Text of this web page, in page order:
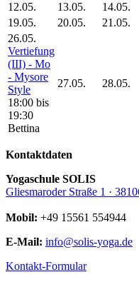
12.05.
13.05. 14.05.
19.05.
20.05. 21.05.
26.05.
Vertiefung
(III) - Mo
- Mysore
Style
18:00 bis
19:30
Bettina
27.05. 28.05.
Kontaktdaten
Yogaschule SOLIS
Gliesmaroder Straße 1 ·
Mobil: +49 15561 554944
E-Mail: info@solis-yoga.de
Kontakt-Formular